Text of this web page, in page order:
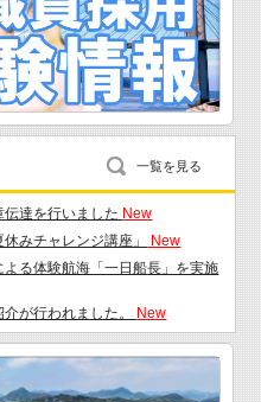
高校生等奨学給付金」に係る申請
New
学者選抜の結果について
New
話New
されるみなさまへ～自立応援入
一覧を見る
達を行いました New
みチャレンジ講座」
New
る体験航海「一日船長」を実施
が行われました。 New
全国商船高等専門学校漕艇大会
習を実施しました！